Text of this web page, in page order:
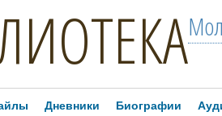
Дневники Биографии